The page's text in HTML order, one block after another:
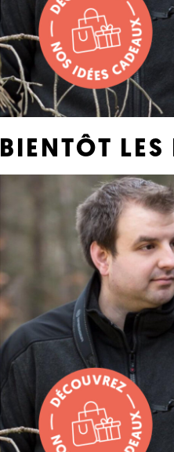
BIENTÔT LES